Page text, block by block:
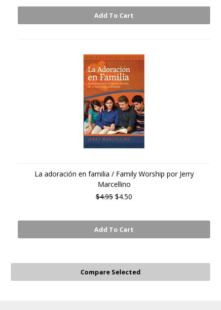
Add To Cart
La adoración en familia / Family Worship por Jerry
Marcellino
$4.95 $4.50
Add To Cart